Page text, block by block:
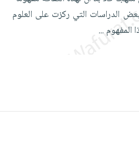
الدراسات التي ركزت على العلوم
...